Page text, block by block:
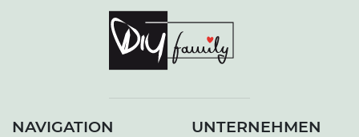
NAVIGATION UNTERNEHMEN